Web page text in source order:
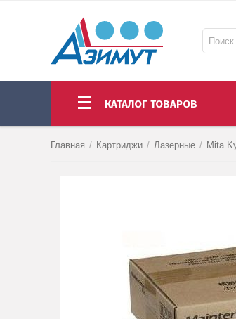
КАТАЛОГ ТОВАРОВ
Главная / Картриджи / Лазерные / Mita